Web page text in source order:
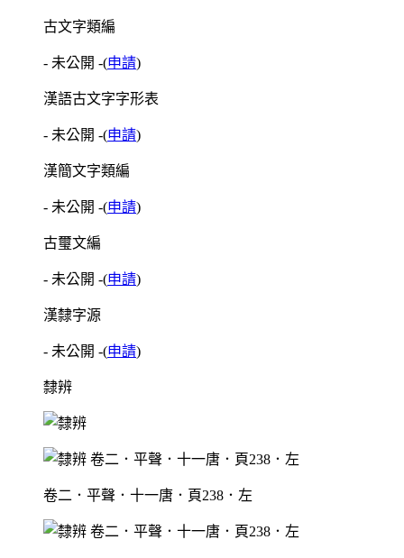
古文字類編
- 未公開 -(申請)
漢語古文字字形表
- 未公開 -(申請)
漢簡文字類編
- 未公開 -(申請)
古璽文編
- 未公開 -(申請)
漢隸字源
- 未公開 -(申請)
隸辨
卷二．平聲．十一唐．頁238．左